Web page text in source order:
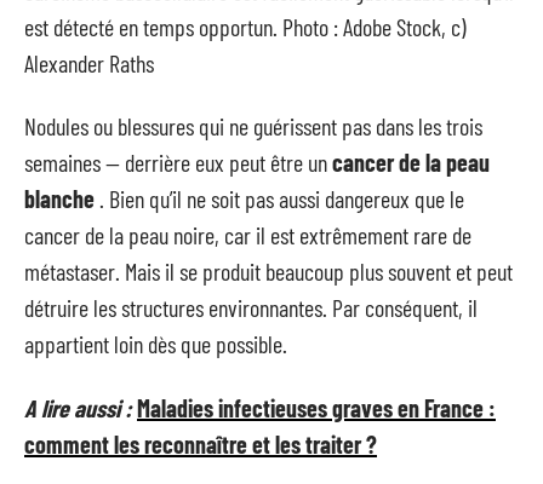
est détecté en temps opportun. Photo : Adobe Stock, c)
Alexander Raths
Nodules ou blessures qui ne guérissent pas dans les trois
semaines — derrière eux peut être uncancer de la peau
blanche. Bien qu’il ne soit pas aussi dangereux que le
cancer de la peau noire, car il est extrêmement rare de
métastaser. Mais il se produit beaucoup plus souvent et peut
détruire les structures environnantes. Par conséquent, il
appartient loin dès que possible.
A lire aussi :Maladies infectieuses graves en France :
comment les reconnaître et les traiter ?